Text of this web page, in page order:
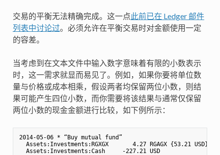
交易的平衡无法精确完成。这一点此前已在 Ledger 邮件
列表中讨论过。必须允许在平衡交易时对金额使用一定
的容差。
当考虑到在文本文件中输入数字意味着有限的小数表示
时，这一需求就显而易见了。例如，如果你要将单位数
量与价格或成本相乘，假设两者均保留两位小数，则结
果可能产生四位小数，而你需要将该结果与通常仅保留
两位小数的现金金额进行比较，如下例所示：
2014-05-06 * “Buy mutual fund”
  Assets:Investments:RGXGX       4.27 RGAGX {53.21 USD}
  Assets:Investments:Cash     -227.21 USD